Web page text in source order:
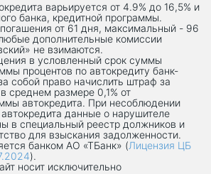
варьируется от 4.9% до 16,5% и
банка, кредитной программы.
от 61 дня, максимальный - 96
дополнительные комиссии
не взимаются.
в условленный срок суммы
процентов по автокредиту банк-
собой право начислить штраф за
среднем размере 0,1% от
автокредита. При несоблюдении
данные о нарушителе
в специальный реестр должников и
для взыскания задолженности.
банком АО «ТБанк» (Лицензия ЦБ
).
носит исключительно